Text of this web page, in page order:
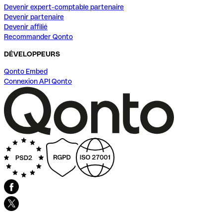
Devenir expert-comptable partenaire
Devenir partenaire
Devenir affilié
Recommander Qonto
DÉVELOPPEURS
Qonto Embed
Connexion API Qonto